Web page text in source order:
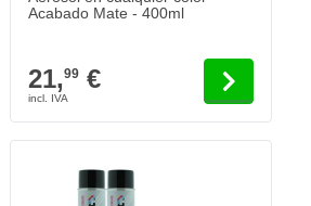
Acabado Mate - 400ml
21,99 €